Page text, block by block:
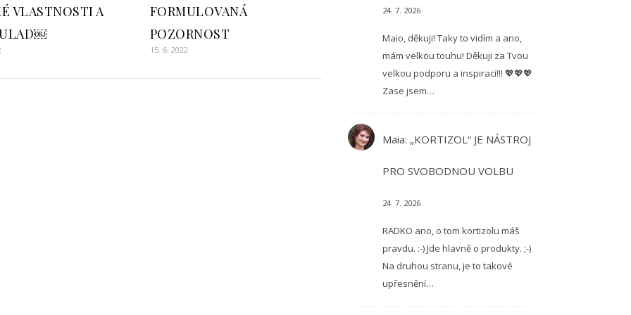
VLASTNOSTI A
FORMULOVANÁ
POZORNOST
15. 6. 2022
24. 7. 2026
Maio, děkuji! Taky to vidím a ano,
mám velkou touhu! Děkuji za Tvou
velkou podporu a inspiraci!!! 💖💖💖
Zase jsem…
Maia: „KORTIZOL“ JE NÁSTROJ
PRO SVOBODNOU VOLBU
24. 7. 2026
RADKO ano, o tom kortizolu máš
pravdu. :-) Jde hlavně o produkty. ;-)
Na druhou stranu, je to takové
upřesnění…